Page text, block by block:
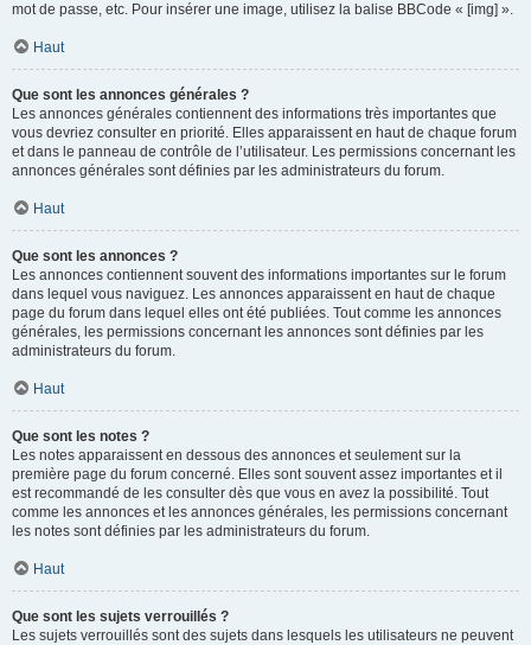
mot de passe, etc. Pour insérer une image, utilisez la balise BBCode « [img] ».
Haut
Que sont les annonces générales ?
Les annonces générales contiennent des informations très importantes que
vous devriez consulter en priorité. Elles apparaissent en haut de chaque forum
et dans le panneau de contrôle de l’utilisateur. Les permissions concernant les
annonces générales sont définies par les administrateurs du forum.
Haut
Que sont les annonces ?
Les annonces contiennent souvent des informations importantes sur le forum
dans lequel vous naviguez. Les annonces apparaissent en haut de chaque
page du forum dans lequel elles ont été publiées. Tout comme les annonces
générales, les permissions concernant les annonces sont définies par les
administrateurs du forum.
Haut
Que sont les notes ?
Les notes apparaissent en dessous des annonces et seulement sur la
première page du forum concerné. Elles sont souvent assez importantes et il
est recommandé de les consulter dès que vous en avez la possibilité. Tout
comme les annonces et les annonces générales, les permissions concernant
les notes sont définies par les administrateurs du forum.
Haut
Que sont les sujets verrouillés ?
Les sujets verrouillés sont des sujets dans lesquels les utilisateurs ne peuvent